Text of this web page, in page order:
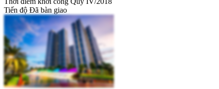
Tiến độ Đã bàn giao